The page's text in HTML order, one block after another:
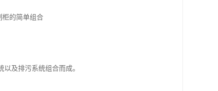
柜的简单组合
及排污系统组合而成。